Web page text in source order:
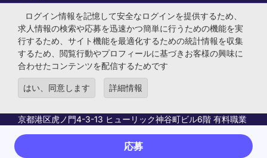
応募
Employer Centre
© マイケル・ペイジ・インターナショナル・ジャパン株式会
京都港区虎ノ門4-3-13 ヒューリック神谷町ビル6階 有料職業
紹介事業許可番号：13-ユ-040405 ／ 労働者派遣事業許可番
ログイン情報を記憶して安全なログインを提供するため、
求人情報の検索や応募を迅速かつ簡単に行うための機能を実
行するため、サイト機能を最適化するための統計情報を収集
するため、閲覧行動やプロフィールに基づきお客様の興味に
合わせたコンテンツを配信するためです
はい、同意します 詳細情報